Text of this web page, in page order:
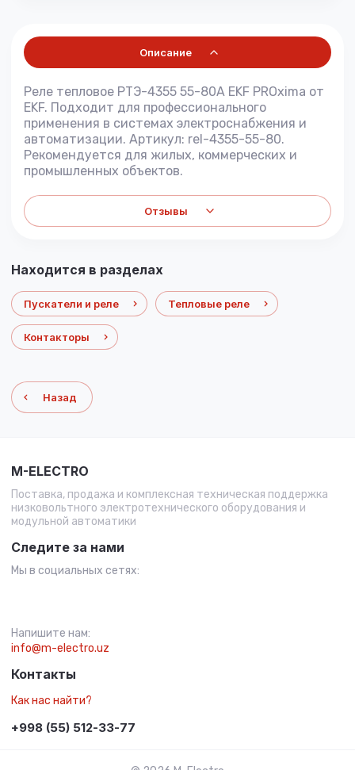
Описание
Реле тепловое РТЭ-4355 55-80А EKF PROxima от
EKF. Подходит для профессионального
применения в системах электроснабжения и
автоматизации. Артикул: rel-4355-55-80.
Рекомендуется для жилых, коммерческих и
промышленных объектов.
Отзывы
Находится в разделах
Пускатели и реле Тепловые реле
Контакторы
Назад
M-ELECTRO
Поставка, продажа и комплексная техническая поддержка
низковольтного электротехнического оборудования и
модульной автоматики
Следите за нами
Мы в социальных сетях:
Напишите нам:
info@m-electro.uz
Контакты
Как нас найти?
+998 (55) 512-33-77